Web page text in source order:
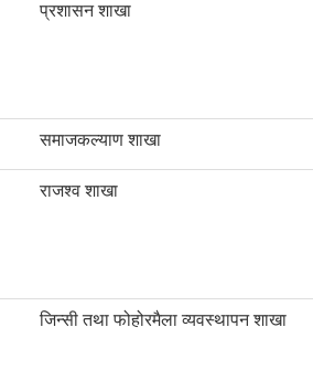
प्रशासन शाखा
समाजकल्याण शाखा
राजश्व शाखा
जिन्सी तथा फोहोरमैला व्यवस्थापन शाखा